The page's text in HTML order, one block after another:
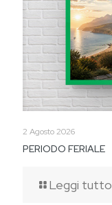
2 Agosto 2026
PERIODO FERIALE
Leggi tutto